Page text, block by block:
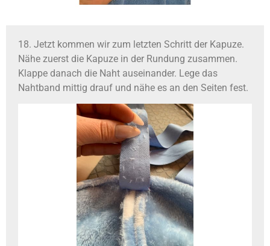
18. Jetzt kommen wir zum letzten Schritt der Kapuze.
Nähe zuerst die Kapuze in der Rundung zusammen.
Klappe danach die Naht auseinander. Lege das
Nahtband mittig drauf und nähe es an den Seiten fest.